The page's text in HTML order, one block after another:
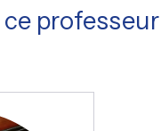
professeur